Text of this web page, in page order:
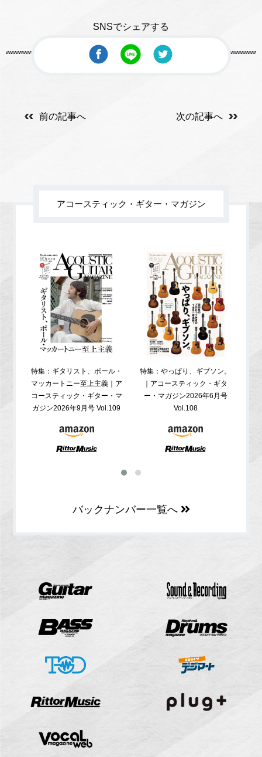
SNSでシェアする
前の記事へ 次の記事へ
アコースティック・ギター・マガジン
特集：ギタリスト、ポール・
マッカートニー至上主義｜ア
コースティック・ギター・マ
ガジン2026年9月号 Vol.109
特集：やっぱり、ギブソン。
｜アコースティック・ギタ
ー・マガジン2026年6月号
Vol.108
バックナンバー一覧へ